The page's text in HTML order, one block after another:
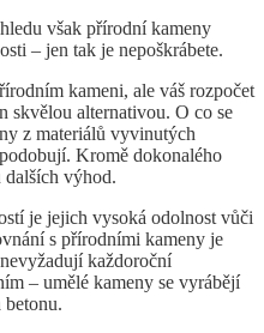
však přírodní kameny
– jen tak je nepoškrábete.
kameni, ale váš rozpočet
skvělou alternativou. O co se
z materiálů vyvinutých
Kromě dokonalého
dalších výhod.
je jejich vysoká odolnost vůči
s přírodními kameny je
každoroční
– umělé kameny se vyrábějí
betonu.